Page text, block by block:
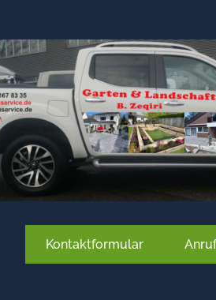
Kontaktformular